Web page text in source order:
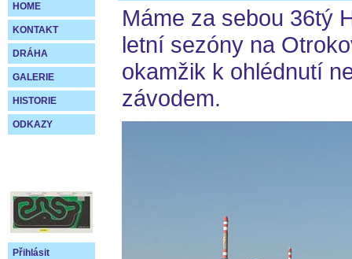
HOME
KONTAKT
DRÁHA
GALERIE
HISTORIE
ODKAZY
Přihlásit
Máme za sebou 36tý
letní sezóny na
okamžik k ohlédnutí
závodem.